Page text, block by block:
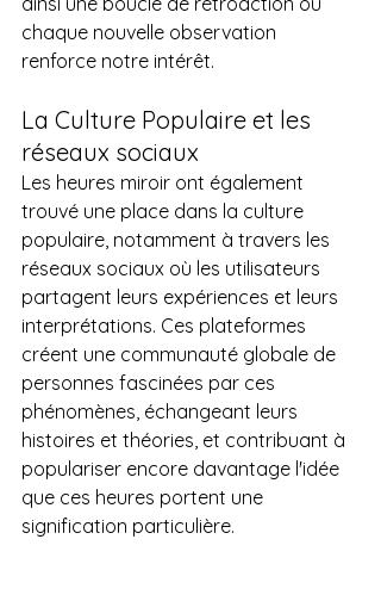
chaque nouvelle observation
renforce notre intérêt.
La Culture Populaire et les
réseaux sociaux
Les heures miroir ont également
trouvé une place dans la culture
populaire, notamment à travers les
réseaux sociaux où les utilisateurs
partagent leurs expériences et leurs
interprétations. Ces plateformes
créent une communauté globale de
personnes fascinées par ces
phénomènes, échangeant leurs
histoires et théories, et contribuant à
populariser encore davantage l'idée
que ces heures portent une
signification particulière.